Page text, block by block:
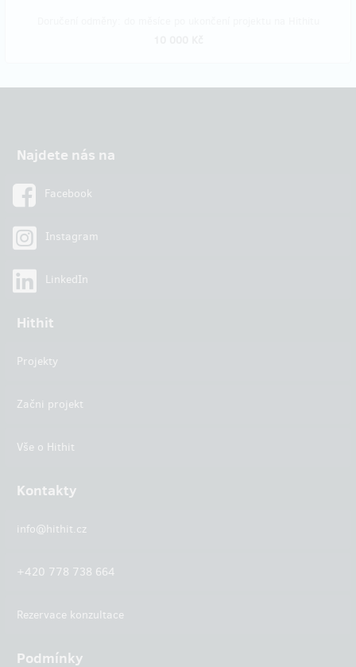
Najdete nás na
Facebook
Instagram
LinkedIn
Hithit
Projekty
Začni projekt
Vše o Hithit
Kontakty
info@hithit.cz
+420 778 738 664
Rezervace konzultace
Podmínky